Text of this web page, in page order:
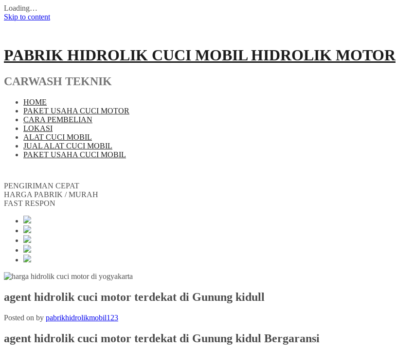
Loading…
Skip to content
PABRIK HIDROLIK CUCI MOBIL HIDROLIK MOTOR
CARWASH TEKNIK
HOME
PAKET USAHA CUCI MOTOR
CARA PEMBELIAN
LOKASI
ALAT CUCI MOBIL
JUAL ALAT CUCI MOBIL
PAKET USAHA CUCI MOBIL
PENGIRIMAN CEPAT
HARGA PABRIK / MURAH
FAST RESPON
agent hidrolik cuci motor terdekat di Gunung kidull
Posted on by pabrikhidrolikmobil123
agent hidrolik cuci motor terdekat di Gunung kidul Bergaransi